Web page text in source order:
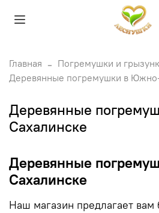
Главная
Погремушки и
Деревянные погремушки в
Деревянные
Сахалинске
Деревянные
Сахалинске
Наш магазин предлагает